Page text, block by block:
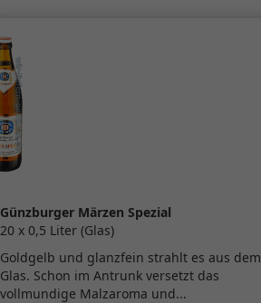
Günzburger Märzen Spezial
20 x 0,5 Liter (Glas)
Goldgelb und glanzfein strahlt es aus dem
Glas. Schon im Antrunk versetzt das
vollmundige Malzaroma und...